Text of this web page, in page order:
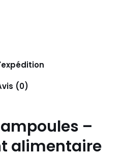
(0)
–
alimentaire